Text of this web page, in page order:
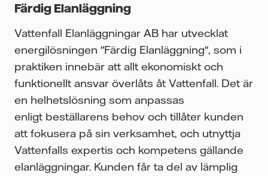
Färdig Elanläggning
Vattenfall Elanläggningar AB har utvecklat
energilösningen "Färdig Elanläggning", som i
praktiken innebär att allt ekonomiskt och
funktionellt ansvar överlåts åt Vattenfall. Det är
en helhetslösning som anpassas
enligt beställarens behov och tillåter kunden
att fokusera på sin verksamhet, och utnyttja
Vattenfalls expertis och kompetens gällande
elanläggningar. Kunden får ta del av lämplig